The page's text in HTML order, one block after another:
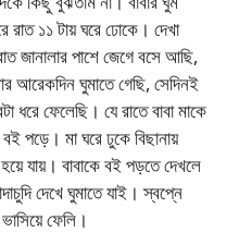
১১ টায় ঘরে ঢোকে। দেখা
জানালার পাশে জেগে বসে আছি,
আরেকদিন ঘুমাতে গেছি, সেদিনই
ধরে ফেলেছি। যে রাতে বাবা মাকে
পড়ে। মা ঘরে ঢুকে বিছানায়
যায়। বাবাকে বই পড়তে দেখলে
দেখে ঘুমাতে যাই। স্বপ্নে
ফেলি।